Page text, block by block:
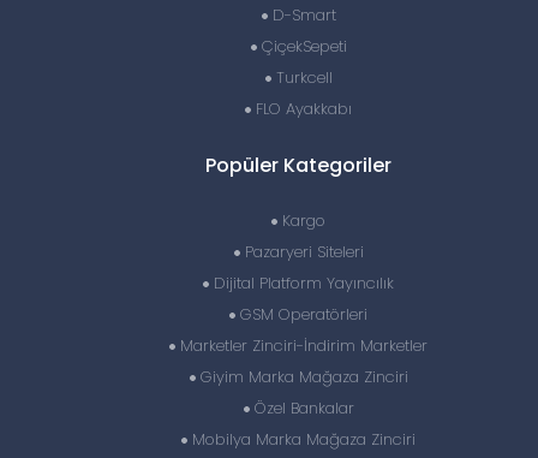
D-Smart
ÇiçekSepeti
Turkcell
FLO Ayakkabı
Popüler Kategoriler
Kargo
Pazaryeri Siteleri
Dijital Platform Yayıncılık
GSM Operatörleri
Marketler Zinciri-İndirim Marketler
Giyim Marka Mağaza Zinciri
Özel Bankalar
Mobilya Marka Mağaza Zinciri